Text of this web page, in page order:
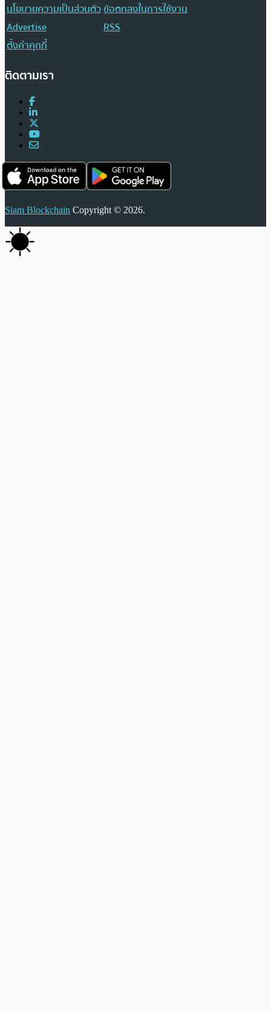
นโยบายความเป็นส่วนตัวข้อตกลงในการใช้งาน
Advertise
RSS
ตั้งค่าคุกกี้
ติดตามเรา
Siam Blockchain Copyright © 2026.